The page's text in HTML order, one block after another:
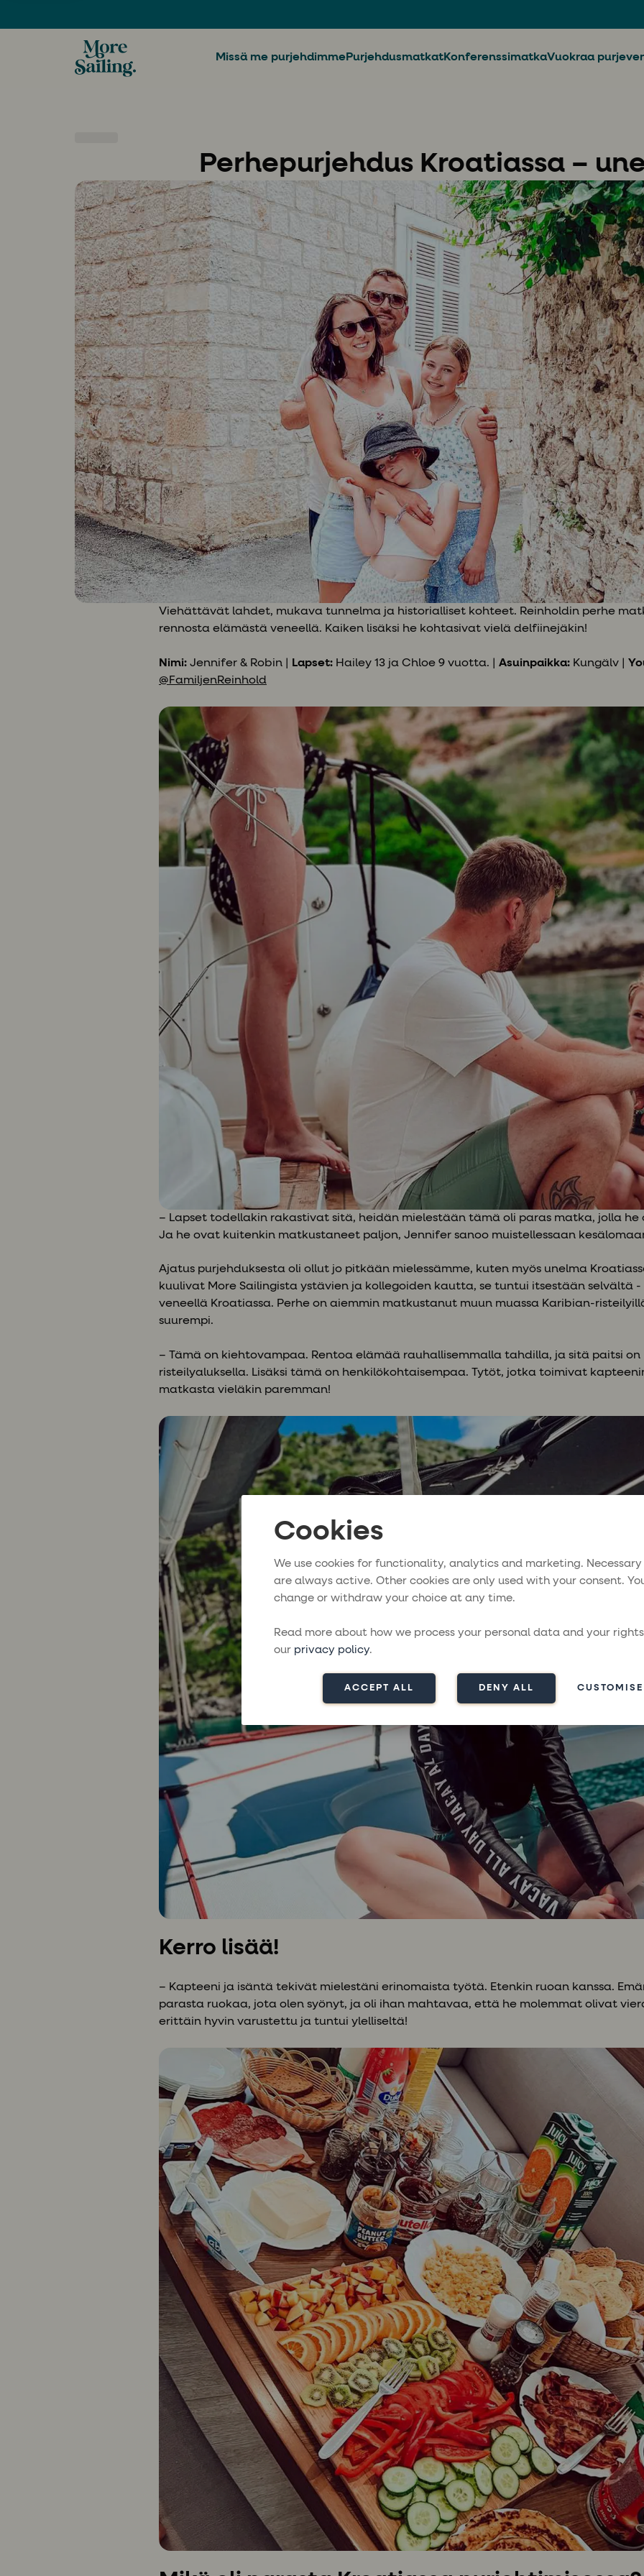
Cookies
We use cookies for functionality, analytics and marketing. Necessary
are always active. Other cookies are only used with your consent.
change or withdraw your choice at any time.
Read more about how we process your personal data and your
our privacy policy.
ACCEPT ALL DENY ALL CUSTOMISE
Missä me purjehdimmePurjehdusmatkatKonferenssimatkaVuokraa
Perhepurjehdus Kroatiassa –
Viehättävät lahdet, mukava tunnelma ja historialliset kohteet. Reinholdin perhe
rennosta elämästä veneellä. Kaiken lisäksi he kohtasivat vielä delfiinejäkin!
Nimi:Jennifer & Robin | Lapset:Hailey 13 ja Chloe 9 vuotta. | Asuinpaikka:Kungälv |
@FamiljenReinhold
– Lapset todellakin rakastivat sitä, heidän mielestään tämä oli paras matka, jolla
Ja he ovat kuitenkin matkustaneet paljon, Jennifer sanoo muistellessaan
Ajatus purjehduksesta oli ollut jo pitkään mielessämme, kuten myös unelma
kuulivat More Sailingista ystävien ja kollegoiden kautta, se tuntui itsestään selvältä
veneellä Kroatiassa. Perhe on aiemmin matkustanut muun muassa Karibian-
suurempi.
– Tämä on kiehtovampaa. Rentoa elämää rauhallisemmalla tahdilla, ja sitä paitsi on
risteilyaluksella. Lisäksi tämä on henkilökohtaisempaa. Tytöt, jotka toimivat
matkasta vieläkin paremman!
Kerro lisää!
– Kapteeni ja isäntä tekivät mielestäni erinomaista työtä. Etenkin ruoan kanssa.
parasta ruokaa, jota olen syönyt, ja oli ihan mahtavaa, että he molemmat olivat
erittäin hyvin varustettu ja tuntui ylelliseltä!